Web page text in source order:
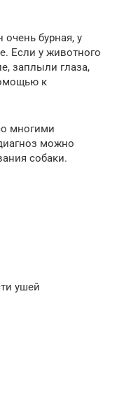
бурная, у
Если у животного
заплыли глаза,
к
многими
можно
собаки.
ушей